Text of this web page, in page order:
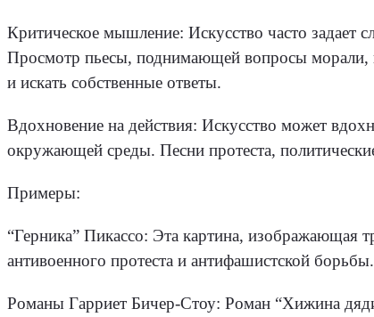
Критическое мышление: Искусство часто
Просмотр пьесы, поднимающей вопросы морали,
и искать собственные ответы.
Вдохновение на действия: Искусство может
окружающей среды. Песни протеста,
Примеры:
“Герника” Пикассо: Эта картина,
антивоенного протеста и антифашистской борьбы.
Романы Гарриет Бичер-Стоу: Роман “Хижина